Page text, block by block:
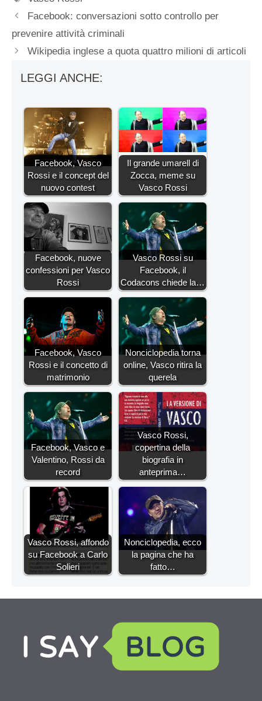
Facebook: conversazioni sotto controllo per
prevenire attività criminali
Wikipedia inglese a quota quattro milioni di articoli
LEGGI ANCHE:
Facebook, Vasco
Rossi e il concept del
nuovo contest
Il grande umarell di
Zocca, meme su
Vasco Rossi
Facebook, nuove
confessioni per Vasco
Rossi
Vasco Rossi su
Facebook, il
Codacons chiede la…
Facebook, Vasco
Rossi e il concetto di
matrimonio
Nonciclopedia torna
online, Vasco ritira la
querela
Facebook, Vasco e
Valentino, Rossi da
record
Vasco Rossi,
copertina della
biografia in
anteprima…
Vasco Rossi, affondo
su Facebook a Carlo
Solieri
Nonciclopedia, ecco
la pagina che ha
fatto…